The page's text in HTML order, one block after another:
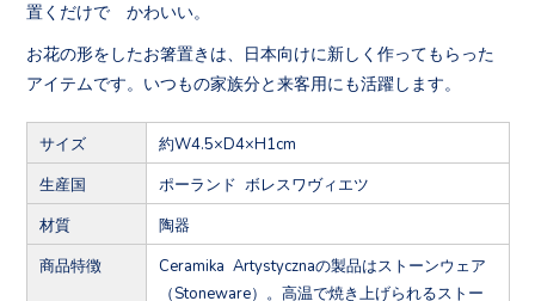
置くだけで かわいい。
お花の形をしたお箸置きは、日本向けに新しく作ってもらった
アイテムです。いつもの家族分と来客用にも活躍します。
サイズ 約W4.5×D4×H1cm
生産国 ポーランド ボレスワヴィエツ
材質 陶器
商品特徴
Ceramika Artystycznaの製品はストーンウェア
（Stoneware）。高温で焼き上げられるストー